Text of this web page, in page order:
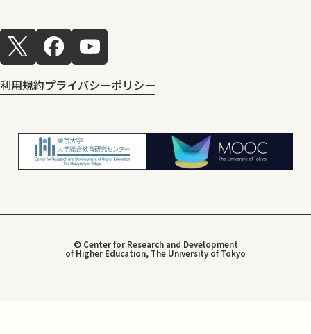
利用規約プライバシーポリシー
© Center for Research and Development
of Higher Education, The University of Tokyo